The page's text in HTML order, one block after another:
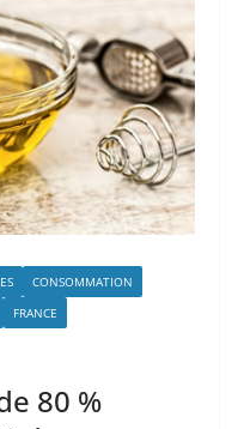
CONSOMMATION
FRANCE
80 %